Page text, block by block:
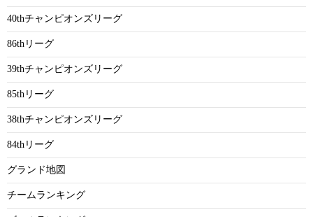
40thチャンピオンズリーグ
86thリーグ
39thチャンピオンズリーグ
85thリーグ
38thチャンピオンズリーグ
84thリーグ
グランド地図
チームランキング